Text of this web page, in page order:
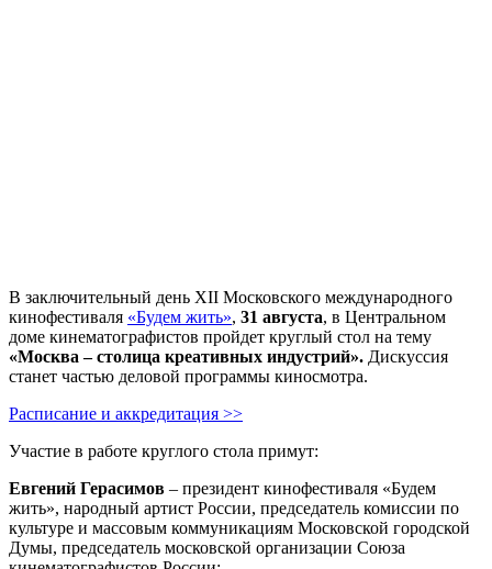
В заключительный день XII Московского международного
кинофестиваля «Будем жить», 31 августа, в Центральном
доме кинематографистов пройдет круглый стол на тему
«Москва – столица креативных индустрий». Дискуссия
станет частью деловой программы киносмотра.
Расписание и аккредитация >>
Участие в работе круглого стола примут:
Евгений Герасимов – президент кинофестиваля «Будем
жить», народный артист России, председатель комиссии по
культуре и массовым коммуникациям Московской городской
Думы, председатель московской организации Союза